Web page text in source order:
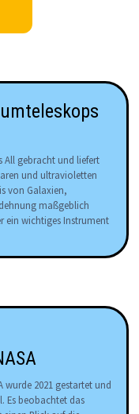
All gebracht und liefert
und ultravioletten
von Galaxien,
maßgeblich
ein wichtiges Instrument
wurde 2021 gestartet und
Es beobachtet das